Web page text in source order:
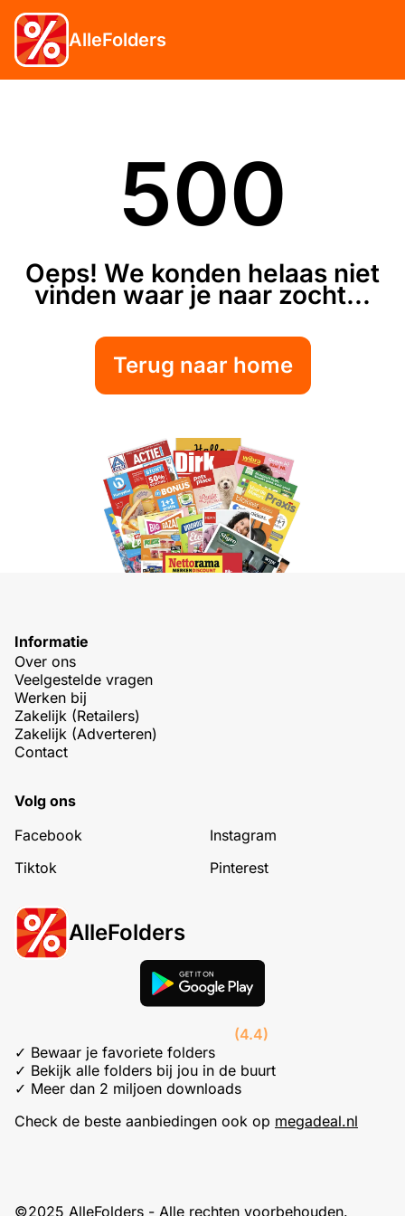
AlleFolders
500
Oeps! We konden helaas niet
vinden waar je naar zocht...
Terug naar home
Informatie
Over ons
Veelgestelde vragen
Werken bij
Zakelijk (Retailers)
Zakelijk (Adverteren)
Contact
Volg ons
Facebook
Instagram
Tiktok
Pinterest
AlleFolders
(4.4)
✓ Bewaar je favoriete folders
✓ Bekijk alle folders bij jou in de buurt
✓ Meer dan 2 miljoen downloads
Check de beste aanbiedingen ook op megadeal.nl
©2025 AlleFolders - Alle rechten voorbehouden.